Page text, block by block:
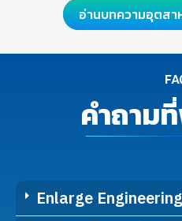
อ่านบทความอุตส
คำถาม
Enlarge